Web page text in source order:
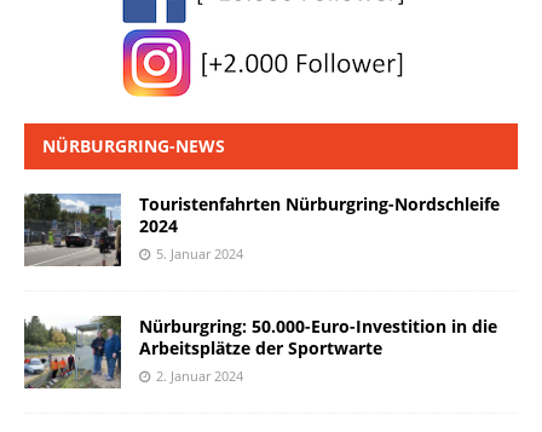
NÜRBURGRING-NEWS
Touristenfahrten Nürburgring-Nordschleife
2024
5. Januar 2024
Nürburgring: 50.000-Euro-Investition in die
Arbeitsplätze der Sportwarte
2. Januar 2024